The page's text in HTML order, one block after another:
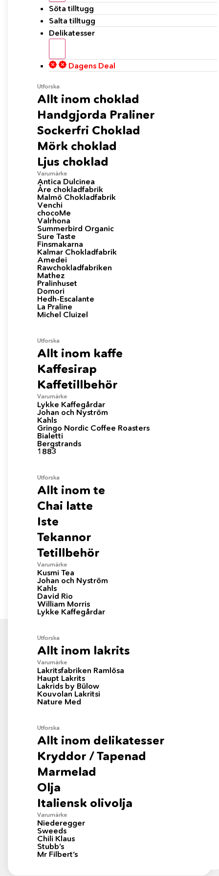
Söta tilltugg
Salta tilltugg
Delikatesser
Dagens Deal
Utforska
Allt inom choklad
Handgjorda Praliner
Sockerfri Choklad
Mörk choklad
Ljus choklad
Varumärke
Antica Dulcinea
Åre chokladfabrik
Malmö Chokladfabrik
Venchi
chocoMe
Valrhona
Summerbird Organic
Sure Taste
Finsmakarna
Kalmar Chokladfabrik
Amedei
Rawchokladfabriken
Mathez
Pralinhuset
Domori
Hedh-Escalante
La Praline
Michel Cluizel
Utforska
Allt inom kaffe
Kaffesirap
Kaffetillbehör
Varumärke
Lykke Kaffegårdar
Johan och Nyström
Kahls
Gringo Nordic Coffee Roasters
Bialetti
Bergstrands
1883
Utforska
Allt inom te
Chai latte
Iste
Tekannor
Tetillbehör
Varumärke
Kusmi Tea
Johan och Nyström
Kahls
David Rio
William Morris
Lykke Kaffegårdar
Utforska
Allt inom lakrits
Varumärke
Lakritsfabriken Ramlösa
Haupt Lakrits
Lakrids by Bülow
Kouvolan Lakritsi
Nature Med
Utforska
Allt inom delikatesser
Kryddor / Tapenad
Marmelad
Olja
Italiensk olivolja
Varumärke
Niederegger
Sweeds
Chili Klaus
Stubb’s
Mr Filbert’s
Lägg till i varukorg
Fri frakt när du handlar för 599:-
Betala säkert med Klarna
Produktbeskrivning
Recensioner
Övriga information
Sweeds
maja@matcompaniet.no tlf.: 408 30 233
Titta på sortimentet
Relaterade produkter
Anmäl dig till vårt nyhetsbrev
Gå med i vår kundklubb och bli först med att ta del av
nyheter, inspiration och erbjudanden!
Övriga länkar
Återbetalnings- och returpolicy
Integritetspolicy
Kontakt
073-087 67 77
info@sweetchoklad.se
Jerikodalsgatan 1-3
59530 Mjölby